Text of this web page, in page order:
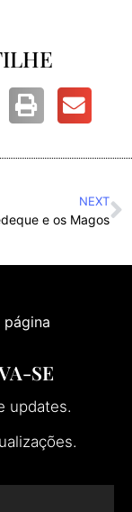
NEXT
e os Magos
SE
updates.